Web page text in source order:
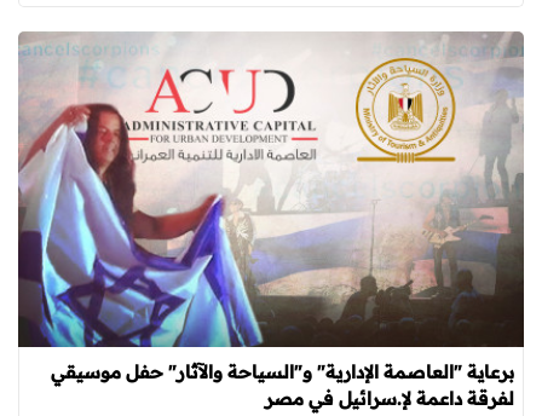
برعاية "العاصمة الإدارية" و"السياحة والآثار" حفل موسيقي
لفرقة داعمة لإ.سرائيل في مصر